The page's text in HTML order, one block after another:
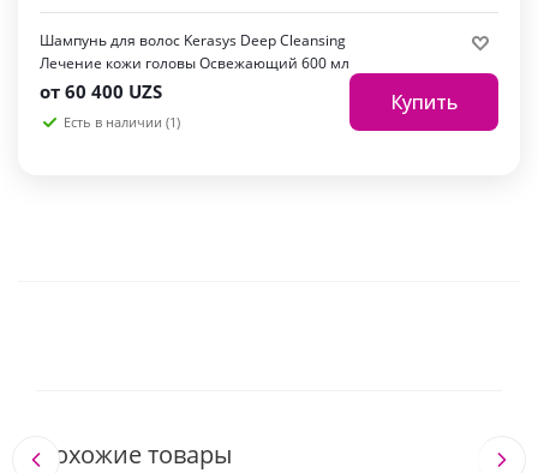
Шампунь для волос Kerasys Deep Cleansing
Лечение кожи головы Освежающий 600 мл
Есть в наличии (1)
от 60 400 UZS Купить
Похожие товары